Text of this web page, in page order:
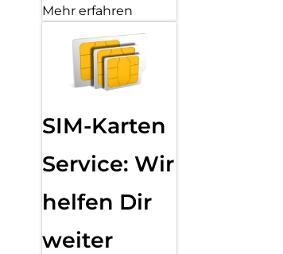
Mehr erfahren
SIM-Karten
Service: Wir
helfen Dir
weiter